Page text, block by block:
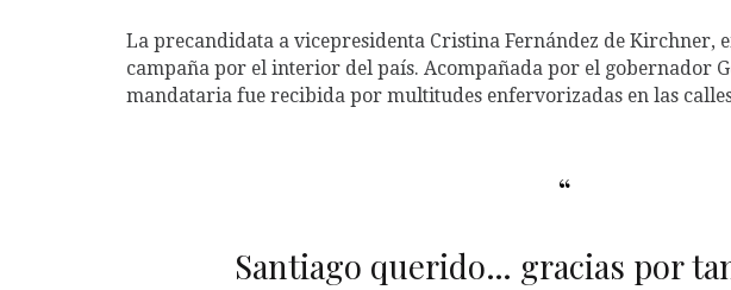
La precandidata a vicepresidenta Cristina Fernández de Kirchner,
campaña por el interior del país. Acompañada por el gobernador
mandataria fue recibida por multitudes enfervorizadas en las
Santiago querido… gracias por